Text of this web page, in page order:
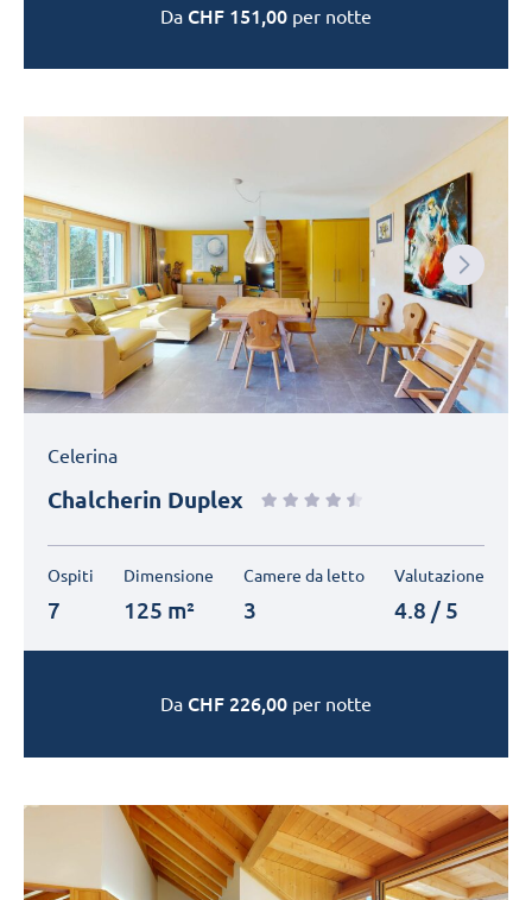
Da CHF 151,00 per notte
Next
Celerina
Chalcherin Duplex
Ospiti
7
Dimensione
125 m²
Camere da letto
3
Valutazione
4.8 / 5
Da CHF 226,00 per notte